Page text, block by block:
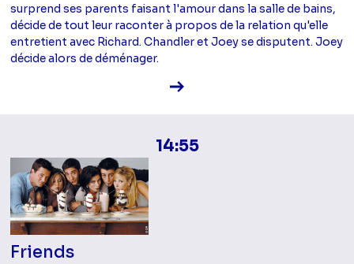
surprend ses parents faisant l'amour dans la salle de bains,
décide de tout leur raconter à propos de la relation qu'elle
entretient avec Richard. Chandler et Joey se disputent. Joey
décide alors de déménager.
Voir la fiche diffusion
14:55
Friends